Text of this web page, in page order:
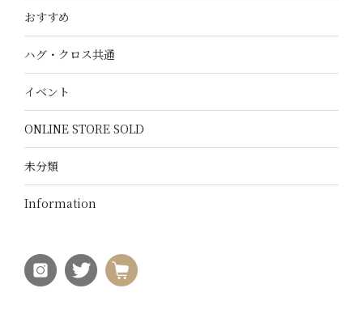
おすすめ
ハグ・クロス共通
イベント
ONLINE STORE SOLD
未分類
Information